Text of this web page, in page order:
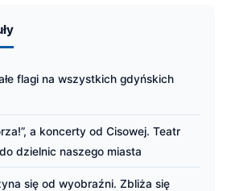
flagi na wszystkich gdyńskich
a koncerty od Cisowej. Teatr
dzielnic naszego miasta
się od wyobraźni. Zbliża się